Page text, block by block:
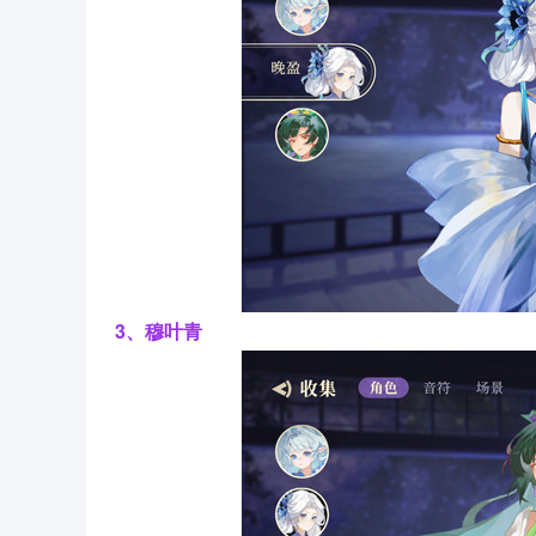
3、穆叶青